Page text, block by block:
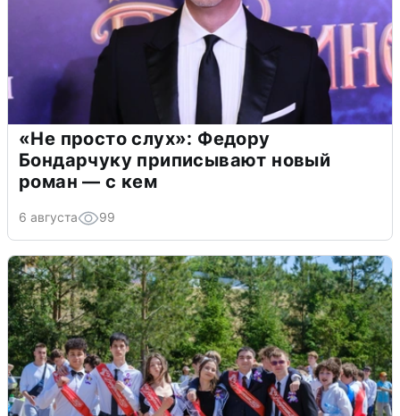
«Не просто слух»: Федору
Бондарчуку приписывают новый
роман — с кем
6 августа 99